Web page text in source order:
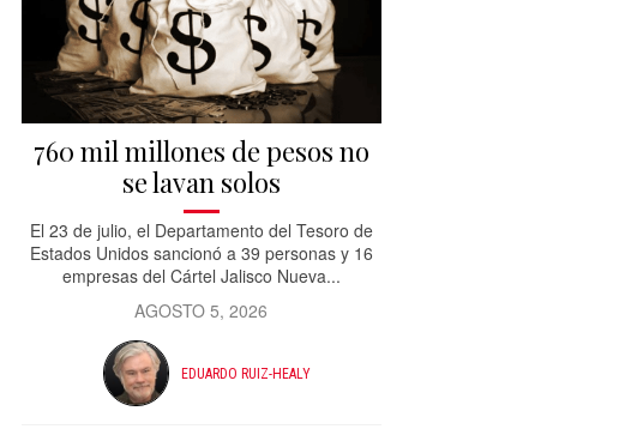
760 mil millones de pesos no
se lavan solos
El 23 de julio, el Departamento del Tesoro de
Estados Unidos sancionó a 39 personas y 16
empresas del Cártel Jalisco Nueva...
AGOSTO 5, 2026
EDUARDO RUIZ-HEALY